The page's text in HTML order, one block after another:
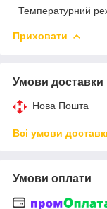
Температурний
Приховати
Умови доставки
Нова Пошта
Всі умови
Умови оплати